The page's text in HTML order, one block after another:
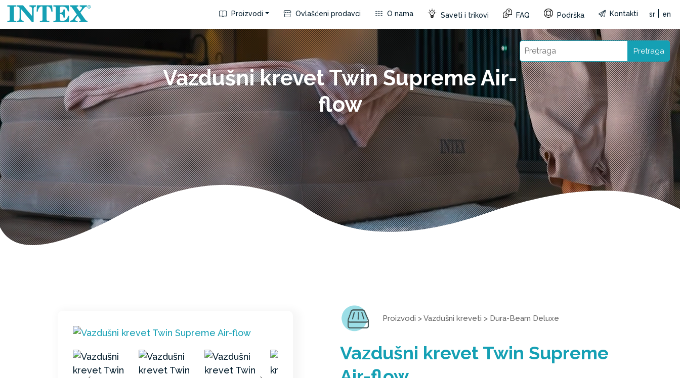
Proizvodi Ovlašćeni prodavci O nama Saveti i trikovi FAQ Podrška Kontakti sr en
Pretraga
Vazdušni krevet Twin Supreme Air-
flow
Proizvodi >Vazdušni kreveti > Dura-Beam Deluxe
Vazdušni krevet Twin Supreme